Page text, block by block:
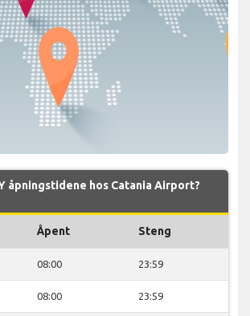
åpningstidene hos Catania Airport?
Åpent Steng
08:00 23:59
08:00 23:59